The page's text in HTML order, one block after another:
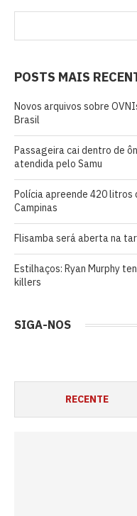
POSTS MAIS
Novos arquivos sobre
Brasil
Passageira cai dentro de
atendida pelo Samu
Polícia apreende 420 litros
Campinas
Flisamba será aberta na
Estilhaços: Ryan Murphy
killers
SIGA-NOS
RECENTE